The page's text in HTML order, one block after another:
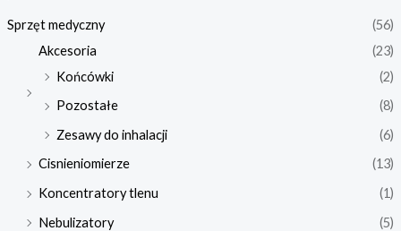
Sprzęt medyczny
(56)
Akcesoria
(23)
Końcówki
(2)
Pozostałe
(8)
Zesawy do inhalacji
(6)
Cisnieniomierze
(13)
Koncentratory tlenu
(1)
Nebulizatory
(5)